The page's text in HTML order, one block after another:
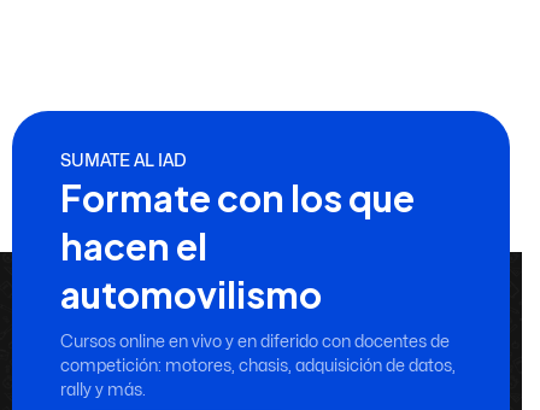
SUMATE AL IAD
Formate con los que
hacen el
automovilismo
Cursos online en vivo y en diferido con docentes de
competición: motores, chasis, adquisición de datos,
rally y más.